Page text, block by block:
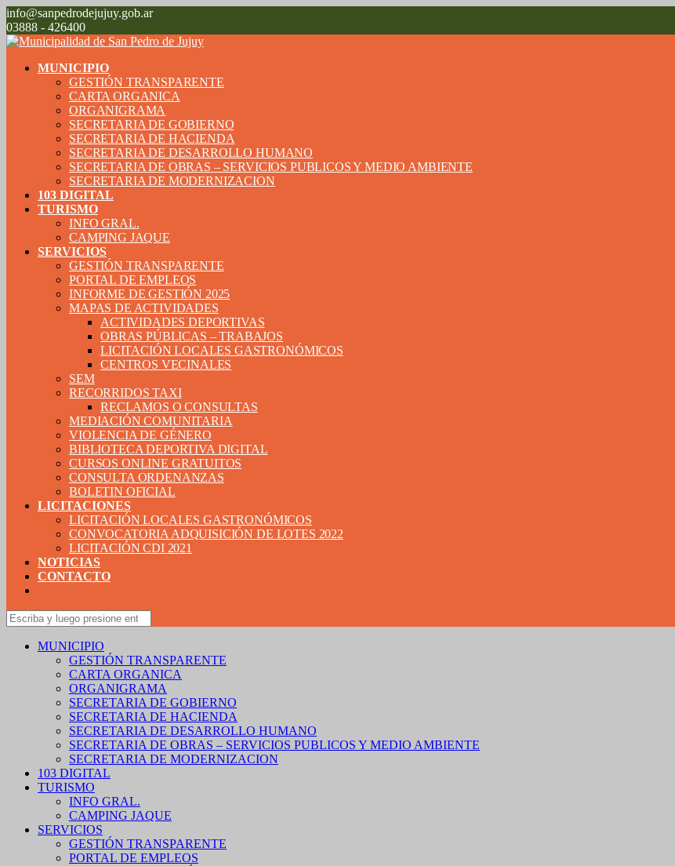
info@sanpedrodejujuy.gob.ar
03888 - 426400
MUNICIPIO
GESTIÓN TRANSPARENTE
CARTA ORGANICA
ORGANIGRAMA
SECRETARIA DE GOBIERNO
SECRETARIA DE HACIENDA
SECRETARIA DE DESARROLLO HUMANO
SECRETARIA DE OBRAS – SERVICIOS PUBLICOS Y MEDIO AMBIENTE
SECRETARIA DE MODERNIZACION
103 DIGITAL
TURISMO
INFO GRAL.
CAMPING JAQUE
SERVICIOS
GESTIÓN TRANSPARENTE
PORTAL DE EMPLEOS
INFORME DE GESTIÓN 2025
MAPAS DE ACTIVIDADES
ACTIVIDADES DEPORTIVAS
OBRAS PÚBLICAS – TRABAJOS
LICITACIÓN LOCALES GASTRONÓMICOS
CENTROS VECINALES
SEM
RECORRIDOS TAXI
RECLAMOS O CONSULTAS
MEDIACIÓN COMUNITARIA
VIOLENCIA DE GÉNERO
BIBLIOTECA DEPORTIVA DIGITAL
CURSOS ONLINE GRATUITOS
CONSULTA ORDENANZAS
BOLETIN OFICIAL
LICITACIONES
LICITACIÓN LOCALES GASTRONÓMICOS
CONVOCATORIA ADQUISICIÓN DE LOTES 2022
LICITACIÓN CDI 2021
NOTICIAS
CONTACTO
MUNICIPIO
GESTIÓN TRANSPARENTE
CARTA ORGANICA
ORGANIGRAMA
SECRETARIA DE GOBIERNO
SECRETARIA DE HACIENDA
SECRETARIA DE DESARROLLO HUMANO
SECRETARIA DE OBRAS – SERVICIOS PUBLICOS Y MEDIO AMBIENTE
SECRETARIA DE MODERNIZACION
103 DIGITAL
TURISMO
INFO GRAL.
CAMPING JAQUE
SERVICIOS
GESTIÓN TRANSPARENTE
PORTAL DE EMPLEOS